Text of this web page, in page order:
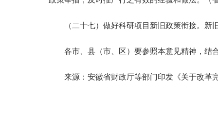
（二十七）做好科研项目新旧政策衔接。 新
各市、县（市、区）要参照本意见精神，结
来源： 安徽省财政厅等部门印发《关于改革